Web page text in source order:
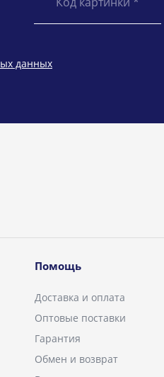
данных
Помощь
Доставка и оплата
Оптовые поставки
Гарантия
Обмен и возврат